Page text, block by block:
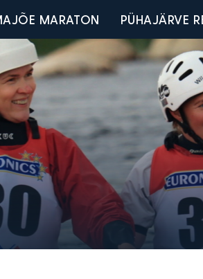
menu
MARATON PÜHAJÄRVE